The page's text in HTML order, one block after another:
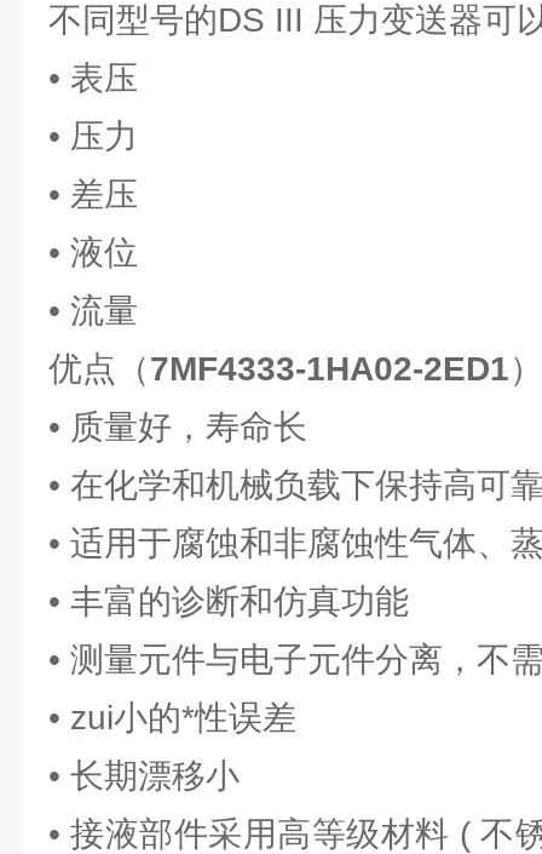
不同型号的DS III 压力变送器可
• 表压
• 压力
• 差压
• 液位
• 流量
优点（7MF4333-1HA02-2ED1）
• 质量好，寿命长
• 在化学和机械负载下保持高可
• 适用于腐蚀和非腐蚀性气体、
• 丰富的诊断和仿真功能
• 测量元件与电子元件分离，不
• zui小的*性误差
• 长期漂移小
• 接液部件采用高等级材料 ( 不